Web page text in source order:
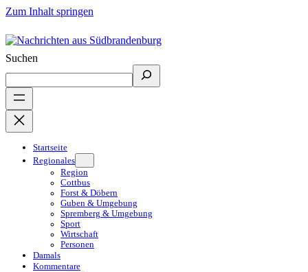
Zum Inhalt springen
Suchen
Startseite
Regionales
Region
Cottbus
Forst & Döbern
Guben & Umgebung
Spremberg & Umgebung
Sport
Wirtschaft
Personen
Damals
Kommentare